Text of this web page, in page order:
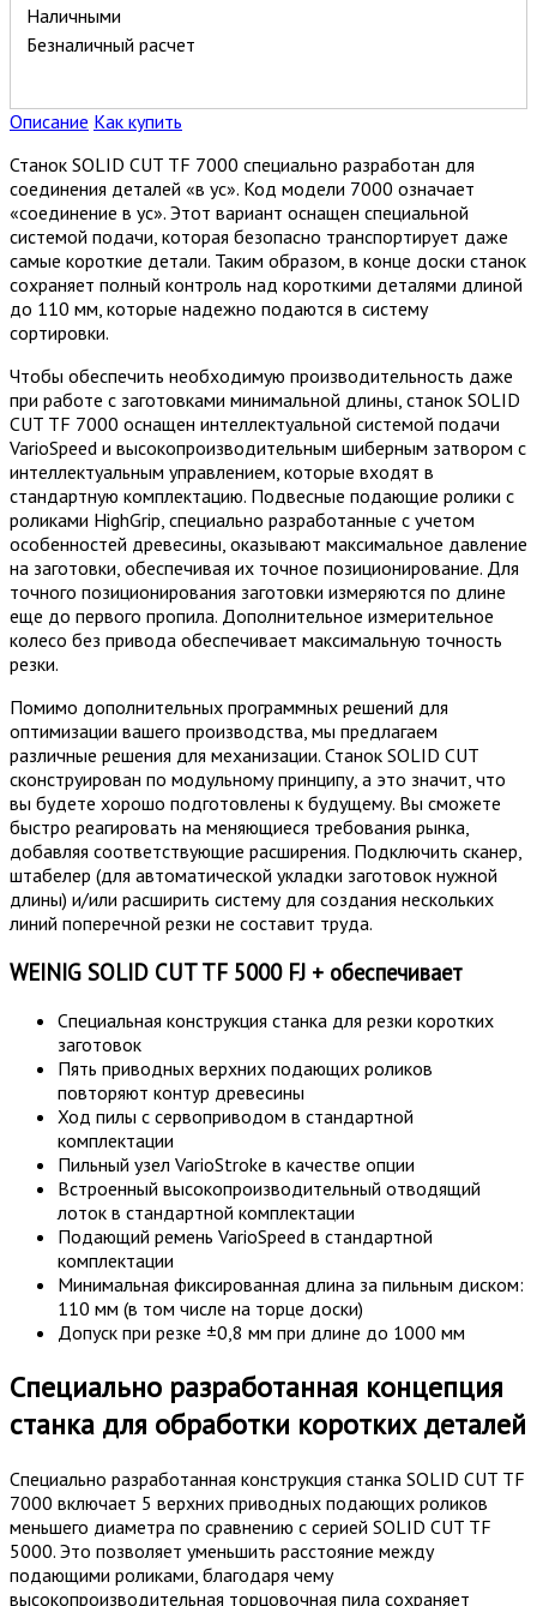
Наличными
Безналичный расчет
Описание Как купить
Станок SOLID CUT TF 7000 специально разработан для
соединения деталей «в ус». Код модели 7000 означает
«соединение в ус». Этот вариант оснащен специальной
системой подачи, которая безопасно транспортирует даже
самые короткие детали. Таким образом, в конце доски станок
сохраняет полный контроль над короткими деталями длиной
до 110 мм, которые надежно подаются в систему
сортировки.
Чтобы обеспечить необходимую производительность даже
при работе с заготовками минимальной длины, станок SOLID
CUT TF 7000 оснащен интеллектуальной системой подачи
VarioSpeed и высокопроизводительным шиберным затвором с
интеллектуальным управлением, которые входят в
стандартную комплектацию. Подвесные подающие ролики с
роликами HighGrip, специально разработанные с учетом
особенностей древесины, оказывают максимальное давление
на заготовки, обеспечивая их точное позиционирование. Для
точного позиционирования заготовки измеряются по длине
еще до первого пропила. Дополнительное измерительное
колесо без привода обеспечивает максимальную точность
резки.
Помимо дополнительных программных решений для
оптимизации вашего производства, мы предлагаем
различные решения для механизации. Станок SOLID CUT
сконструирован по модульному принципу, а это значит, что
вы будете хорошо подготовлены к будущему. Вы сможете
быстро реагировать на меняющиеся требования рынка,
добавляя соответствующие расширения. Подключить сканер,
штабелер (для автоматической укладки заготовок нужной
длины) и/или расширить систему для создания нескольких
линий поперечной резки не составит труда.
WEINIG SOLID CUT TF 5000 FJ + обеспечивает
Специальная конструкция станка для резки коротких
заготовок
Пять приводных верхних подающих роликов
повторяют контур древесины
Ход пилы с сервоприводом в стандартной
комплектации
Пильный узел VarioStroke в качестве опции
Встроенный высокопроизводительный отводящий
лоток в стандартной комплектации
Подающий ремень VarioSpeed в стандартной
комплектации
Минимальная фиксированная длина за пильным диском:
110 мм (в том числе на торце доски)
Допуск при резке ±0,8 мм при длине до 1000 мм
Специально разработанная концепция
станка для обработки коротких деталей
Специально разработанная конструкция станка SOLID CUT TF
7000 включает 5 верхних приводных подающих роликов
меньшего диаметра по сравнению с серией SOLID CUT TF
5000. Это позволяет уменьшить расстояние между
подающими роликами, благодаря чему
высокопроизводительная торцовочная пила сохраняет